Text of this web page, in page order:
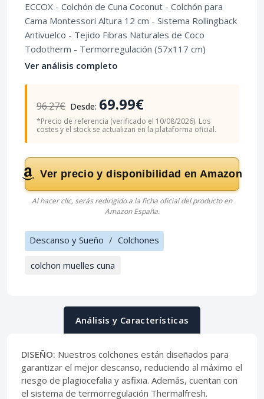
ECCOX - Colchón de Cuna Coconut - Colchón para
Cama Montessori Altura 12 cm - Sistema Rollingback
Antivuelco - Tejido Fibras Naturales de Coco
Todotherm - Termorregulación (57x117 cm)
Ver análisis completo
96.27€ Desde: 69.99€
*Precio de referencia (verificado el 10/08/2026). Los
costes y el stock se actualizan en la plataforma oficial.
Ver precio y disponibilidad en Amazon
Al hacer clic, serás redirigido a la ficha oficial del producto en
Amazon España.
Descanso y Sueño / Colchones
colchon muelles cuna
Análisis y Características
DISEÑO: Nuestros colchones están diseñados para
garantizar el mejor descanso, reduciendo al máximo el
riesgo de plagiocefalia y asfixia. Además, cuentan con
el sistema de termorregulación Thermalfresh.